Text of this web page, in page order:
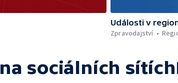
Události v
Zpravodajství
na sociálních sítích